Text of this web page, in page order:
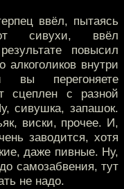
ввёл, пытаясь
сивухи, ввёл
повысил
алкоголиков внутри
перегоняете
сцеплен с разной
сивушка, запашок.
виски, прочее. И,
заводится, хотя
даже пивные. Ну,
самозабвения, тут
не надо.